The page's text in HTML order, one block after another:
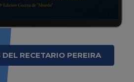
DEL RECETARIO PEREIRA